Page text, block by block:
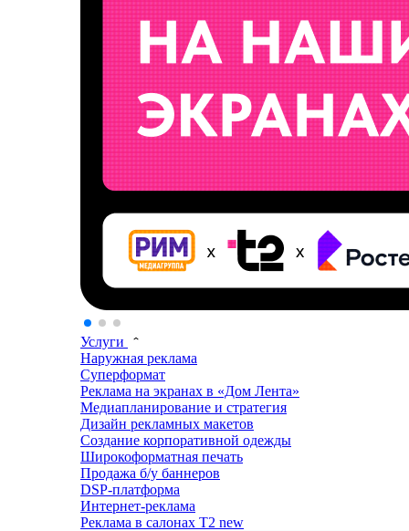
Услуги
Наружная реклама
Суперформат
Реклама на экранах в «Дом Лента»
Медиапланирование и стратегия
Дизайн рекламных макетов
Создание корпоративной одежды
Широкоформатная печать
Продажа б/у баннеров
DSP-платформа
Интернет-реклама
Реклама в салонах T2 new